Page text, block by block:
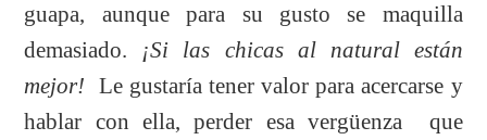
guapa, aunque para su gusto se maquilla
demasiado. ¡Si las chicas al natural están
mejor! Le gustaría tener valor para acercarse y
hablar con ella, perder esa vergüenza que